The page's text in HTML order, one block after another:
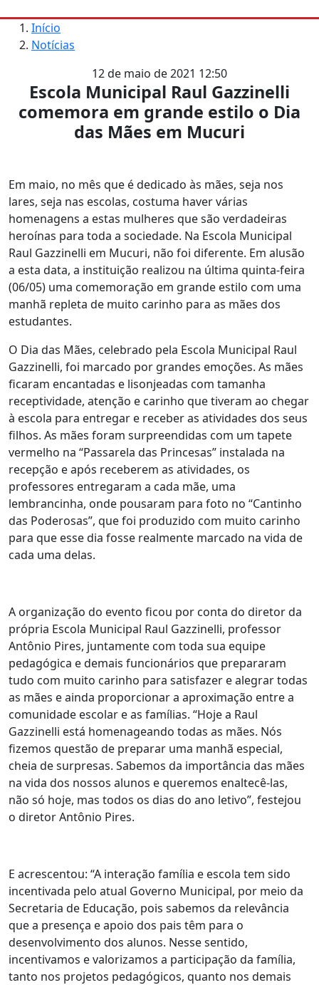
Início
Notícias
12 de maio de 2021 12:50
Escola Municipal Raul Gazzinelli
comemora em grande estilo o Dia
das Mães em Mucuri
Em maio, no mês que é dedicado às mães, seja nos
lares, seja nas escolas, costuma haver várias
homenagens a estas mulheres que são verdadeiras
heroínas para toda a sociedade. Na Escola Municipal
Raul Gazzinelli em Mucuri, não foi diferente. Em alusão
a esta data, a instituição realizou na última quinta-feira
(06/05) uma comemoração em grande estilo com uma
manhã repleta de muito carinho para as mães dos
estudantes.
O Dia das Mães, celebrado pela Escola Municipal Raul
Gazzinelli, foi marcado por grandes emoções. As mães
ficaram encantadas e lisonjeadas com tamanha
receptividade, atenção e carinho que tiveram ao chegar
à escola para entregar e receber as atividades dos seus
filhos. As mães foram surpreendidas com um tapete
vermelho na “Passarela das Princesas” instalada na
recepção e após receberem as atividades, os
professores entregaram a cada mãe, uma
lembrancinha, onde pousaram para foto no “Cantinho
das Poderosas”, que foi produzido com muito carinho
para que esse dia fosse realmente marcado na vida de
cada uma delas.
A organização do evento ficou por conta do diretor da
própria Escola Municipal Raul Gazzinelli, professor
Antônio Pires, juntamente com toda sua equipe
pedagógica e demais funcionários que prepararam
tudo com muito carinho para satisfazer e alegrar todas
as mães e ainda proporcionar a aproximação entre a
comunidade escolar e as famílias. “Hoje a Raul
Gazzinelli está homenageando todas as mães. Nós
fizemos questão de preparar uma manhã especial,
cheia de surpresas. Sabemos da importância das mães
na vida dos nossos alunos e queremos enaltecê-las,
não só hoje, mas todos os dias do ano letivo”, festejou
o diretor Antônio Pires.
E acrescentou: “A interação família e escola tem sido
incentivada pelo atual Governo Municipal, por meio da
Secretaria de Educação, pois sabemos da relevância
que a presença e apoio dos pais têm para o
desenvolvimento dos alunos. Nesse sentido,
incentivamos e valorizamos a participação da família,
tanto nos projetos pedagógicos, quanto nos demais